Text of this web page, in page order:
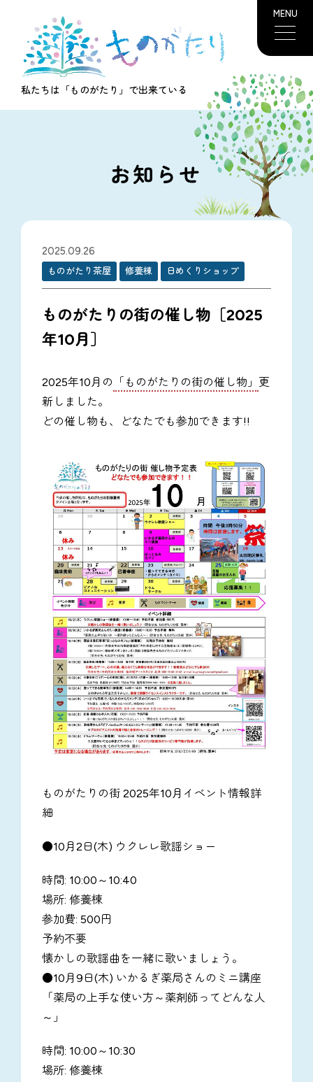
MENU
私たちは「ものがたり」で出来ている
お知らせ
2025.09.26
ものがたり茶屋 修養棟 日めくりショップ
ものがたりの街の催し物［2025
年10月］
2025年10月の 「ものがたりの街の催し物」 更
新しました。
どの催し物も、どなたでも参加できます!!
ものがたりの街 2025年10月イベント情報詳
細
●10月2日(木) ウクレレ歌謡ショー
時間: 10:00～10:40
場所: 修養棟
参加費: 500円
予約不要
懐かしの歌謡曲を一緒に歌いましょう。
●10月9日(木) いかるぎ薬局さんのミニ講座
「薬局の上手な使い方～薬剤師ってどんな人
～」
時間: 10:00～10:30
場所: 修養棟